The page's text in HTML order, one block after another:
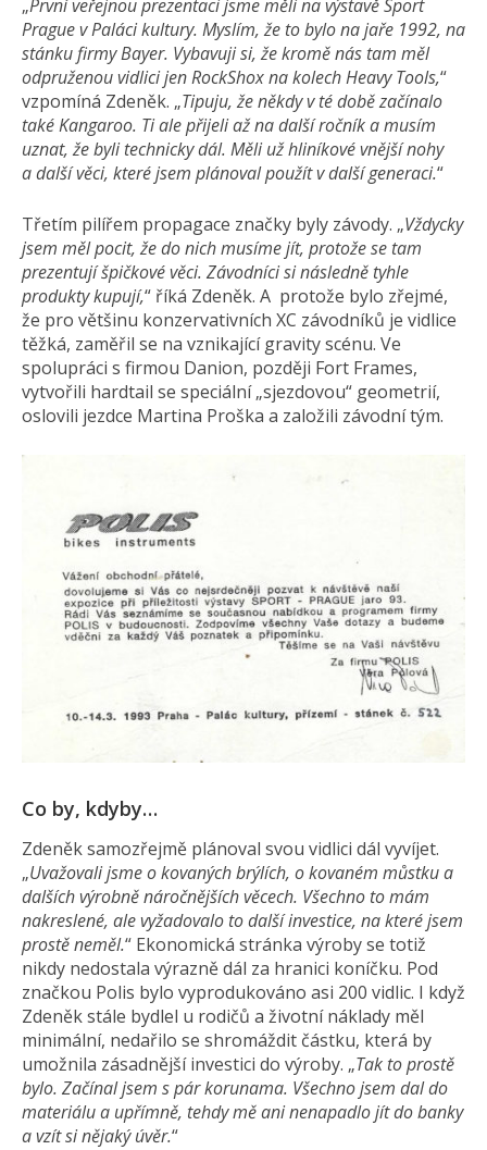
„První veřejnou prezentaci jsme měli na výstavě Sport
Prague v Paláci kultury. Myslím, že to bylo na jaře 1992, na
stánku firmy Bayer. Vybavuji si, že kromě nás tam měl
odpruženou vidlici jen RockShox na kolech Heavy Tools,“
vzpomíná Zdeněk. „Tipuju, že někdy v té době začínalo
také Kangaroo. Ti ale přijeli až na další ročník a musím
uznat, že byli technicky dál. Měli už hliníkové vnější nohy
a další věci, které jsem plánoval použít v další generaci.“
Třetím pilířem propagace značky byly závody. „Vždycky
jsem měl pocit, že do nich musíme jít, protože se tam
prezentují špičkové věci. Závodníci si následně tyhle
produkty kupují,“ říká Zdeněk. A protože bylo zřejmé,
že pro většinu konzervativních XC závodníků je vidlice
těžká, zaměřil se na vznikající gravity scénu. Ve
spolupráci s firmou Danion, později Fort Frames,
vytvořili hardtail se speciální „sjezdovou“ geometrií,
oslovili jezdce Martina Proška a založili závodní tým.
Co by, kdyby…
Zdeněk samozřejmě plánoval svou vidlici dál vyvíjet.
„Uvažovali jsme o kovaných brýlích, o kovaném můstku a
dalších výrobně náročnějších věcech. Všechno to mám
nakreslené, ale vyžadovalo to další investice, na které jsem
prostě neměl.“ Ekonomická stránka výroby se totiž
nikdy nedostala výrazně dál za hranici koníčku. Pod
značkou Polis bylo vyprodukováno asi 200 vidlic. I když
Zdeněk stále bydlel u rodičů a životní náklady měl
minimální, nedařilo se shromáždit částku, která by
umožnila zásadnější investici do výroby. „Tak to prostě
bylo. Začínal jsem s pár korunama. Všechno jsem dal do
materiálu a upřímně, tehdy mě ani nenapadlo jít do banky
a vzít si nějaký úvěr.“